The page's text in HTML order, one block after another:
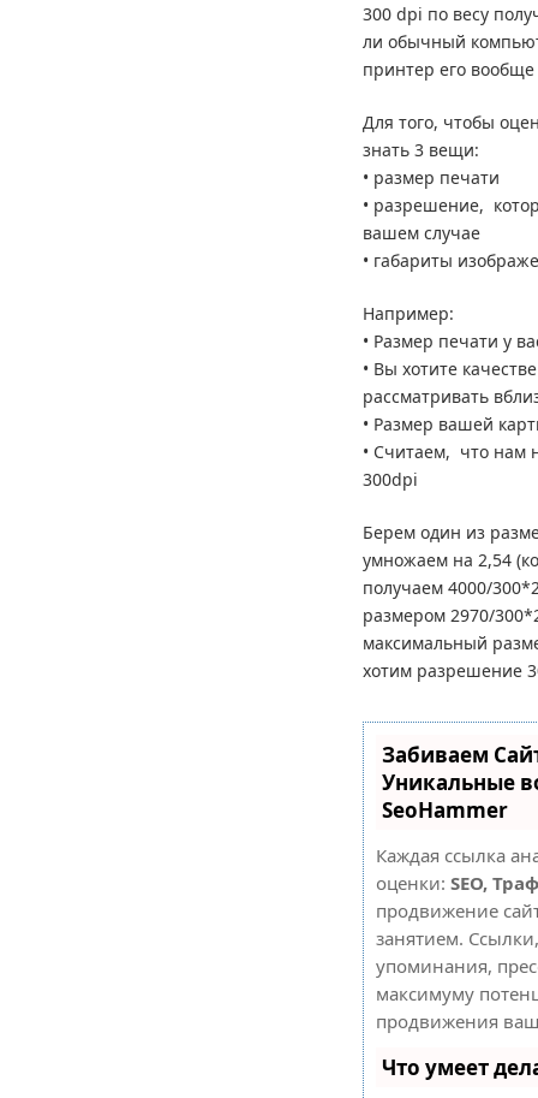
300 dpi по весу
ли обычный
принтер его
Для того, чтобы
знать 3 вещи:
• размер печати
• разрешение,
вашем случае
• габариты
Например:
• Размер печати у
• Вы хотите
рассматривать
• Размер вашей
• Считаем, что нам
300dpi
Берем один из
умножаем на 2,54
получаем 4000/
размером 2970/
максимальный
хотим разрешение
Забиваем
Уникальные
SeoHammer
Каждая ссылка
оценки: SEO,
продвижение
занятием.
упоминания,
максимуму
продвижения
Что умеет